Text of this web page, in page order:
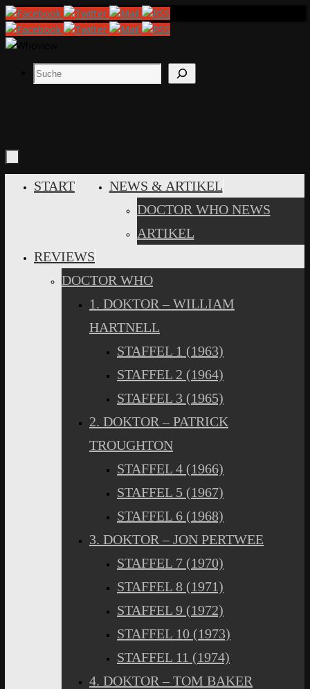
Zum
Inhalt
springen
Suchen
INHALT
START
NEWS & ARTIKEL
DOCTOR WHO NEWS
ARTIKEL
REVIEWS
DOCTOR WHO
1. DOKTOR – WILLIAM
HARTNELL
STAFFEL 1 (1963)
STAFFEL 2 (1964)
STAFFEL 3 (1965)
2. DOKTOR – PATRICK
TROUGHTON
STAFFEL 4 (1966)
STAFFEL 5 (1967)
STAFFEL 6 (1968)
3. DOKTOR – JON PERTWEE
STAFFEL 7 (1970)
STAFFEL 8 (1971)
STAFFEL 9 (1972)
STAFFEL 10 (1973)
STAFFEL 11 (1974)
4. DOKTOR – TOM BAKER